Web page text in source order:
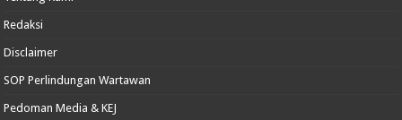
Redaksi
Disclaimer
SOP Perlindungan Wartawan
Pedoman Media & KEJ